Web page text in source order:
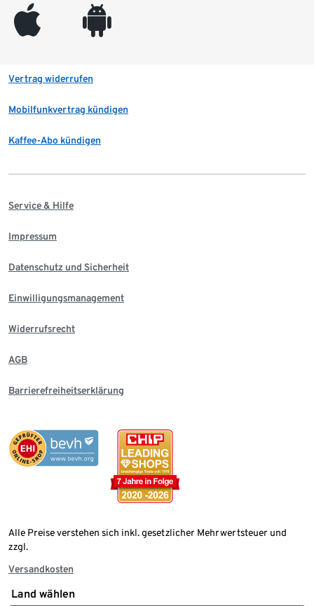
appleinc android
Vertrag widerrufen
Mobilfunkvertrag kündigen
Kaffee-Abo kündigen
Service & Hilfe
Impressum
Datenschutz und Sicherheit
Einwilligungsmanagement
Widerrufsrecht
AGB
Barrierefreiheitserklärung
Alle Preise verstehen sich inkl. gesetzlicher Mehrwertsteuer und
zzgl.
Versandkosten
Land wählen